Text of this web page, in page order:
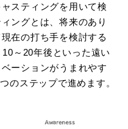
スティングを用いて検
ングとは、将来のあり
在の打ち手を検討する
～20年後といった遠い
ーションがうまれやす
のステップで進めます。